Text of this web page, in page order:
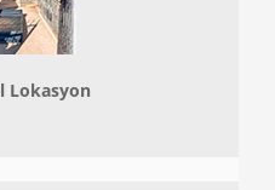
Lokasyon